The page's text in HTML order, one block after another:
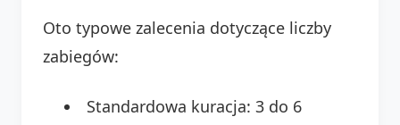
Oto typowe zalecenia dotyczące liczby
zabiegów:
Standardowa kuracja: 3 do 6